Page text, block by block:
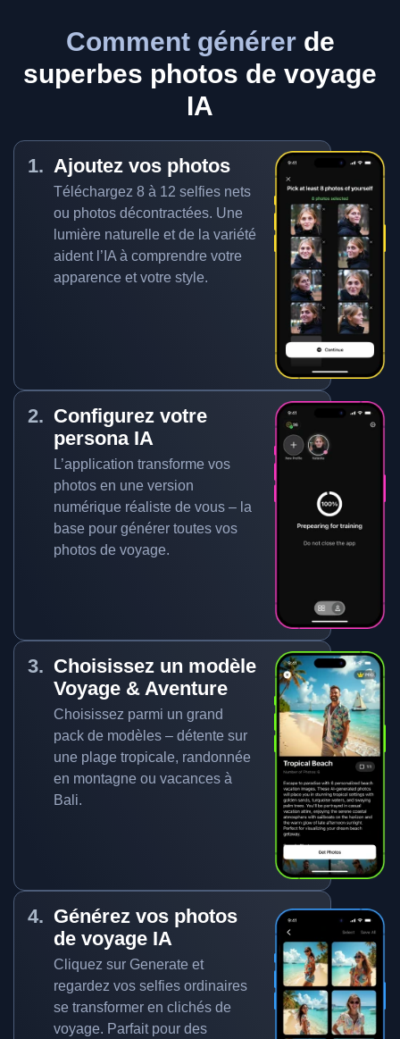
Comment générerde
superbes photos de voyage
IA
Ajoutez vos photos
Téléchargez 8 à 12 selfies nets
ou photos décontractées. Une
lumière naturelle et de la variété
aident l’IA à comprendre votre
apparence et votre style.
Configurez votre
persona IA
L’application transforme vos
photos en une version
numérique réaliste de vous – la
base pour générer toutes vos
photos de voyage.
Choisissez un modèle
Voyage & Aventure
Choisissez parmi un grand
pack de modèles – détente sur
une plage tropicale, randonnée
en montagne ou vacances à
Bali.
Générez vos photos
de voyage IA
Cliquez sur Generate et
regardez vos selfies ordinaires
se transformer en clichés de
voyage. Parfait pour des